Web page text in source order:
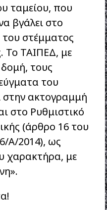
ταμείου, που
βγάλει στο
στέμματος
Το ΤΑΙΠΕΔ, με
τους
του
ακτογραμμή
στο Ρυθμιστικό
(άρθρο 16 του
Α/2014), ως
χαρακτήρα, με